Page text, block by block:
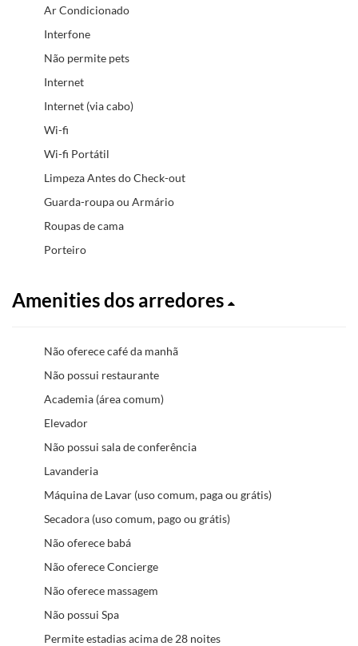
Ar Condicionado
Interfone
Não permite pets
Internet
Internet (via cabo)
Wi-fi
Wi-fi Portátil
Limpeza Antes do Check-out
Guarda-roupa ou Armário
Roupas de cama
Porteiro
Amenities dos arredores
Não oferece café da manhã
Não possui restaurante
Academia (área comum)
Elevador
Não possui sala de conferência
Lavanderia
Máquina de Lavar (uso comum, paga ou grátis)
Secadora (uso comum, pago ou grátis)
Não oferece babá
Não oferece Concierge
Não oferece massagem
Não possui Spa
Permite estadias acima de 28 noites